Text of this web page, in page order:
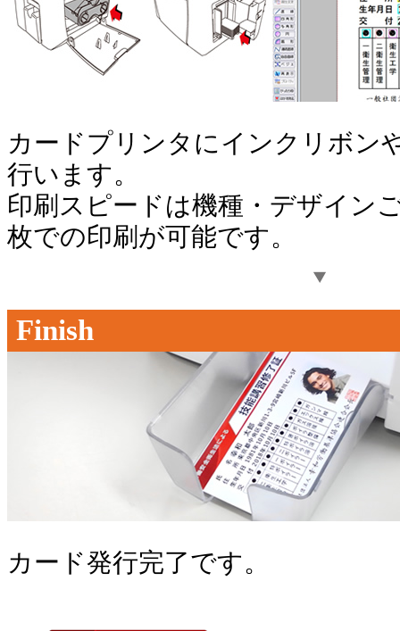
カードプリンタにインクリボン
行います。
印刷スピードは機種・デザイン
枚での印刷が可能です。
Finish
カード発行完了です。